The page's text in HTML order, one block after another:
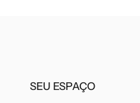
SEU ESPAÇO